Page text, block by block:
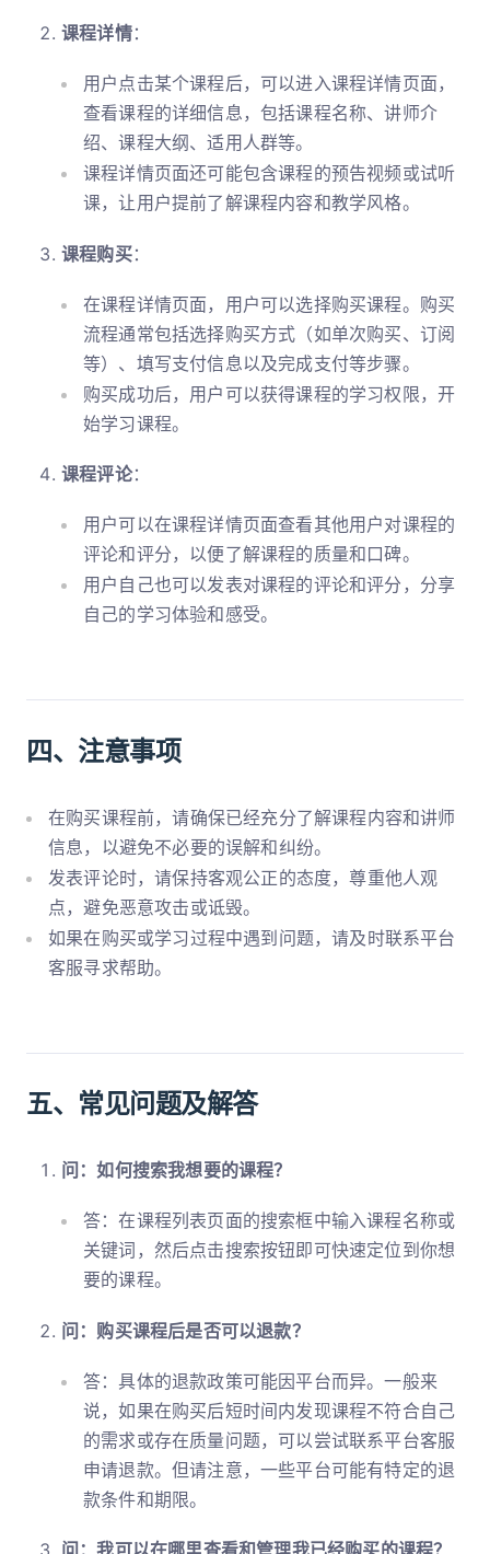
课程详情：
用户点击某个课程后，可以进入课程详情页面，
查看课程的详细信息，包括课程名称、讲师介
绍、课程大纲、适用人群等。
课程详情页面还可能包含课程的预告视频或试听
课，让用户提前了解课程内容和教学风格。
课程购买：
在课程详情页面，用户可以选择购买课程。购买
流程通常包括选择购买方式（如单次购买、订阅
等）、填写支付信息以及完成支付等步骤。
购买成功后，用户可以获得课程的学习权限，开
始学习课程。
课程评论：
用户可以在课程详情页面查看其他用户对课程的
评论和评分，以便了解课程的质量和口碑。
用户自己也可以发表对课程的评论和评分，分享
自己的学习体验和感受。
四、注意事项
在购买课程前，请确保已经充分了解课程内容和讲师
信息，以避免不必要的误解和纠纷。
发表评论时，请保持客观公正的态度，尊重他人观
点，避免恶意攻击或诋毁。
如果在购买或学习过程中遇到问题，请及时联系平台
客服寻求帮助。
五、常见问题及解答
问：如何搜索我想要的课程？
答：在课程列表页面的搜索框中输入课程名称或
关键词，然后点击搜索按钮即可快速定位到你想
要的课程。
问：购买课程后是否可以退款？
答：具体的退款政策可能因平台而异。一般来
说，如果在购买后短时间内发现课程不符合自己
的需求或存在质量问题，可以尝试联系平台客服
申请退款。但请注意，一些平台可能有特定的退
款条件和期限。